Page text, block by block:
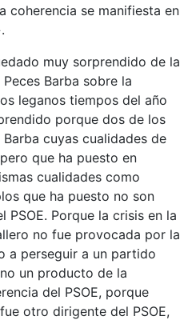
coherencia se manifiesta en
muy sorprendido de la
Barba sobre la
leganos tiempos del año
porque dos de los
cuyas cualidades de
que ha puesto en
cualidades como
que ha puesto no son
PSOE. Porque la crisis en la
no fue provocada por la
a perseguir a un partido
un producto de la
del PSOE, porque
otro dirigente del PSOE,